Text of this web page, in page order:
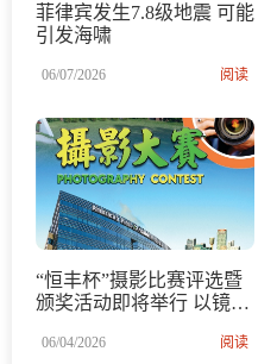
菲律宾发生7.8级地震 可能
引发海啸
06/07/2026 阅读
“恒丰杯”摄影比赛评选暨
颁奖活动即将举行 以镜头
社区温度
06/04/2026 阅读